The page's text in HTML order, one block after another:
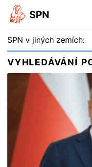
SPN
SPN v jiných zemích:
VYHLEDÁVÁNÍ